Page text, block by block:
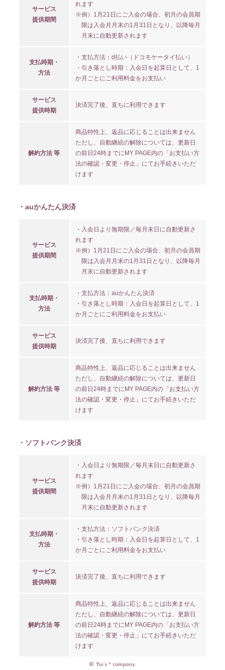
サービス
提供期間
れます
※例）1月21日にご入会の場合、初月の会員期
限は入会月月末の1月31日となり、以降毎月
月末に自動更新されます
支払時期・
方法
・支払方法：d払い（ドコモケータイ払い）
・引き落とし時期：入会日を起算日として、1
か月ごとにご利用料金をお支払い
サービス
提供時期
決済完了後、直ちに利用できます
解約方法 等
商品特性上、返品に応じることは出来ません
ただし、自動継続の解除については、更新日
の前日24時までにMY PAGE内の「お支払い方
法の確認・変更・停止」にてお手続きいただ
けます
・auかんたん決済
サービス
提供期間
・入会日より無期限／毎月末日に自動更新さ
れます
※例）1月21日にご入会の場合、初月の会員期
限は入会月月末の1月31日となり、以降毎月
月末に自動更新されます
支払時期・
方法
・支払方法：auかんたん決済
・引き落とし時期：入会日を起算日として、1
か月ごとにご利用料金をお支払い
サービス
提供時期
決済完了後、直ちに利用できます
解約方法 等
商品特性上、返品に応じることは出来ません
ただし、自動継続の解除については、更新日
の前日24時までにMY PAGE内の「お支払い方
法の確認・変更・停止」にてお手続きいただ
けます
・ソフトバンク決済
サービス
提供期間
・入会日より無期限／毎月末日に自動更新さ
れます
※例）1月21日にご入会の場合、初月の会員期
限は入会月月末の1月31日となり、以降毎月
月末に自動更新されます
支払時期・
方法
・支払方法：ソフトバンク決済
・引き落とし時期：入会日を起算日として、1
か月ごとにご利用料金をお支払い
サービス
提供時期
決済完了後、直ちに利用できます
解約方法 等
商品特性上、返品に応じることは出来ません
ただし、自動継続の解除については、更新日
の前日24時までにMY PAGE内の「お支払い方
法の確認・変更・停止」にてお手続きいただ
けます
© Yui’s＊company.